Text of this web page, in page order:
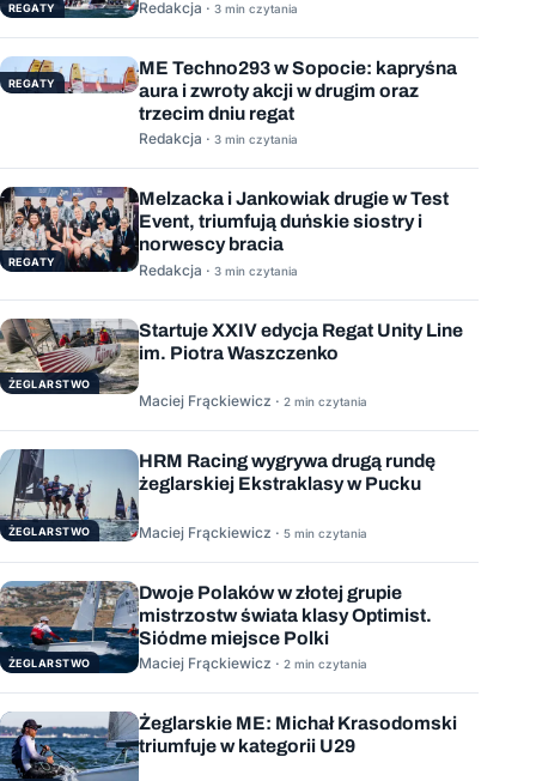
REGATY Redakcja · 3 min czytania
REGATY
ME Techno293 w Sopocie: kapryśna
aura i zwroty akcji w drugim oraz
trzecim dniu regat
Redakcja · 3 min czytania
REGATY
Melzacka i Jankowiak drugie w Test
Event, triumfują duńskie siostry i
norwescy bracia
Redakcja · 3 min czytania
ŻEGLARSTWO
Startuje XXIV edycja Regat Unity Line
im. Piotra Waszczenko
Maciej Frąckiewicz · 2 min czytania
ŻEGLARSTWO
HRM Racing wygrywa drugą rundę
żeglarskiej Ekstraklasy w Pucku
Maciej Frąckiewicz · 5 min czytania
ŻEGLARSTWO
Dwoje Polaków w złotej grupie
mistrzostw świata klasy Optimist.
Siódme miejsce Polki
Maciej Frąckiewicz · 2 min czytania
Żeglarskie ME: Michał Krasodomski
triumfuje w kategorii U29